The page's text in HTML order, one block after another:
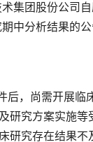
集团股份公司
中分析结果的公
后，尚需开展临
研究方案实施等
研究存在结果不